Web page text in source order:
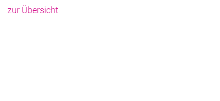
zur Übersicht